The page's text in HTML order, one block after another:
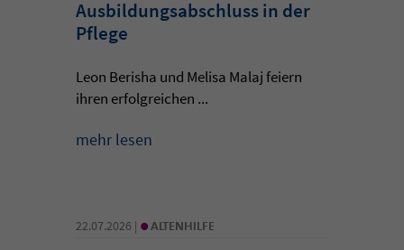
Ausbildungsabschluss in der
Pflege
Leon Berisha und Melisa Malaj feiern
ihren erfolgreichen ...
mehr lesen
22.07.2026 | • ALTENHILFE